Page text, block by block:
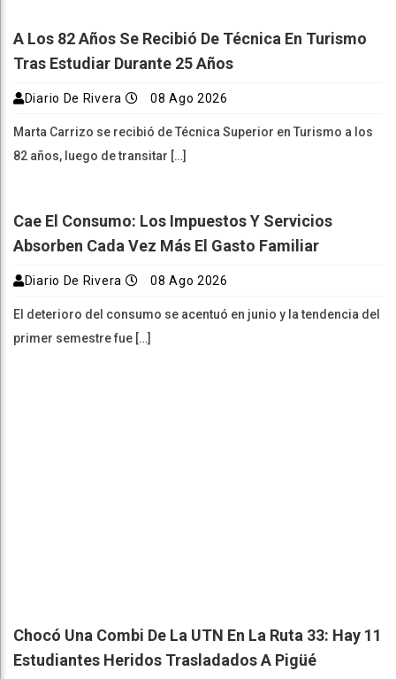
A Los 82 Años Se Recibió De Técnica En Turismo
Tras Estudiar Durante 25 Años
Diario De Rivera 08 Ago 2026
Marta Carrizo se recibió de Técnica Superior en Turismo a los
82 años, luego de transitar […]
Cae El Consumo: Los Impuestos Y Servicios
Absorben Cada Vez Más El Gasto Familiar
Diario De Rivera 08 Ago 2026
El deterioro del consumo se acentuó en junio y la tendencia del
primer semestre fue […]
Chocó Una Combi De La UTN En La Ruta 33: Hay 11
Estudiantes Heridos Trasladados A Pigüé